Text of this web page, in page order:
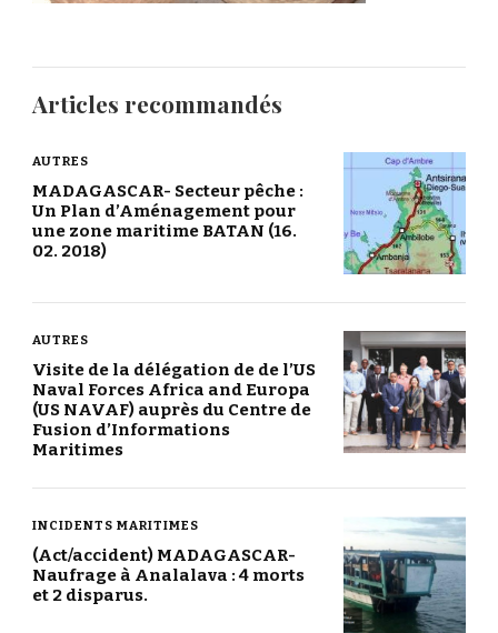
Articles recommandés
AUTRES
MADAGASCAR- Secteur pêche :
Un Plan d’Aménagement pour
une zone maritime BATAN (16.
02. 2018)
AUTRES
Visite de la délégation de de l’US
Naval Forces Africa and Europa
(US NAVAF) auprès du Centre de
Fusion d’Informations
Maritimes
INCIDENTS MARITIMES
(Act/accident) MADAGASCAR-
Naufrage à Analalava : 4 morts
et 2 disparus.